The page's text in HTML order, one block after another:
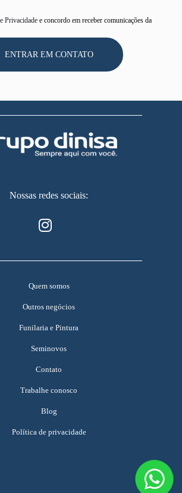
Privacidade e concordo em receber comunicações da
ENTRAR EM CONTATO
Nossas redes sociais:
Quem somos
Outros negócios
Funilaria e Pintura
Seminovos
Contato
Trabalhe conosco
Blog
Política de privacidade